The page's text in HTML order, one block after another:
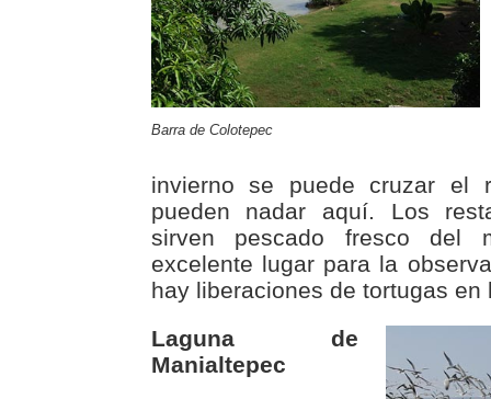
Barra de Colotepec
invierno se puede cruzar
pueden nadar aquí. Los
sirven pescado fresco del
excelente lugar para la
hay liberaciones de tortugas en
Laguna de
Manialtepec